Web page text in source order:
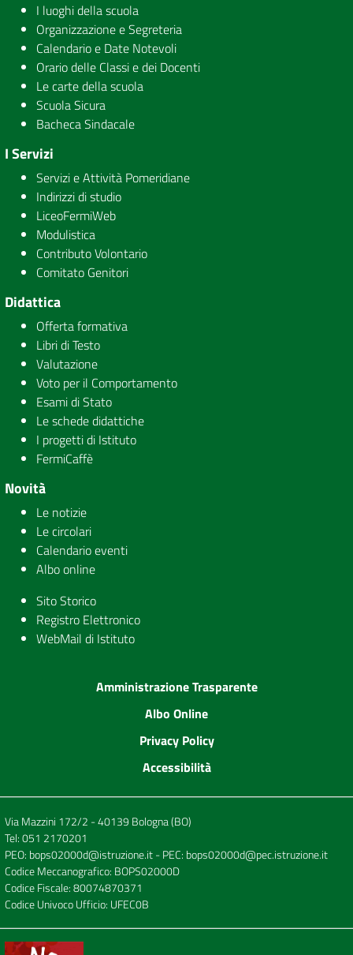
I luoghi della scuola
Organizzazione e Segreteria
Calendario e Date Notevoli
Orario delle Classi e dei Docenti
Le carte della scuola
Scuola Sicura
Bacheca Sindacale
I Servizi
Servizi e Attività Pomeridiane
Indirizzi di studio
LiceoFermiWeb
Modulistica
Contributo Volontario
Comitato Genitori
Didattica
Offerta formativa
Libri di Testo
Valutazione
Voto per il Comportamento
Esami di Stato
Le schede didattiche
I progetti di Istituto
FermiCaffè
Novità
Le notizie
Le circolari
Calendario eventi
Albo online
Sito Storico
Registro Elettronico
WebMail di Istituto
Amministrazione Trasparente
Albo Online
Privacy Policy
Accessibilità
Via Mazzini 172/2 - 40139 Bologna (BO)
Tel:051 2170201
PEO: bops02000d@istruzione.it- PEC: bops02000d@pec.istruzione.it
Codice Meccanografico: BOPS02000D
Codice Fiscale: 80074870371
Codice Univoco Ufficio: UFEC0B